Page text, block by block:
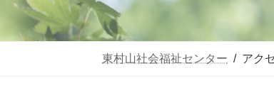
東村山社会福祉センター アク